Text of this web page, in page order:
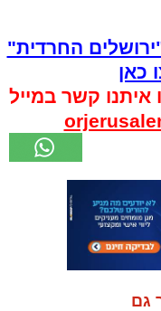
החרדית"
כאן
איתנו קשר במייל
גם